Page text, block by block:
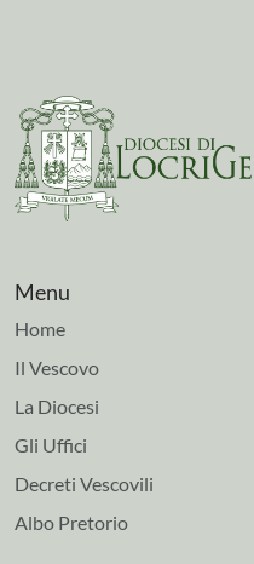
Menu
Home
Il Vescovo
La Diocesi
Gli Uffici
Decreti Vescovili
Albo Pretorio